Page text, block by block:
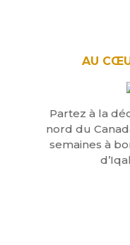
AU
Partez à la
nord du
semaines à